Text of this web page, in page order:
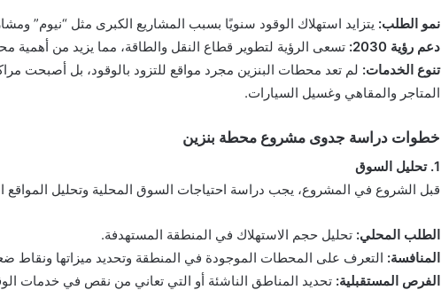
نمو الطلب: يتزايد استهلاك الوقود سنويًا بسبب المشاريع الكبرى مثل “نيوم”
دعم رؤية 2030:
تسعى الرؤية لتطوير قطاع النقل والطاقة، مما يزيد من أهمية
تنوع الخدمات: لم تعد محطات البنزين مجرد مواقع للتزود بالوقود، بل أصبحت
المتاجر والمقاهي وغسيل السيارات.
خطوات دراسة جدوى مشروع محطة بنزين
1. تحليل السوق
قبل الشروع في المشروع، يجب دراسة احتياجات السوق المحلية وتحليل المواقع
الطلب المحلي: تحليل حجم الاستهلاك في المنطقة المستهدفة.
المنافسة: التعرف على المحطات الموجودة في المنطقة وتحديد ميزاتها ونقاط
الفرص المستقبلية: تحديد المناطق الناشئة أو التي تعاني من نقص في خدمات